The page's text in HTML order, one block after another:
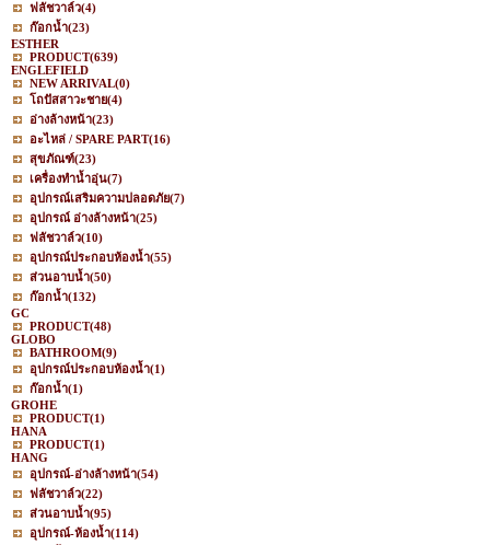
ฟลัชวาล์ว(4)
ก๊อกน้ำ(23)
ESTHER
PRODUCT(639)
ENGLEFIELD
NEW ARRIVAL(0)
โถปัสสาวะชาย(4)
อ่างล้างหน้า(23)
อะไหล่ / SPARE PART(16)
สุขภัณฑ์(23)
เครื่องทำน้ำอุ่น(7)
อุปกรณ์เสริมความปลอดภัย(7)
อุปกรณ์ อ่างล้างหน้า(25)
ฟลัชวาล์ว(10)
อุปกรณ์ประกอบห้องน้ำ(55)
ส่วนอาบน้ำ(50)
ก๊อกน้ำ(132)
GC
PRODUCT(48)
GLOBO
BATHROOM(9)
อุปกรณ์ประกอบห้องน้ำ(1)
ก๊อกน้ำ(1)
GROHE
PRODUCT(1)
HANA
PRODUCT(1)
HANG
อุปกรณ์-อ่างล้างหน้า(54)
ฟลัชวาล์ว(22)
ส่วนอาบน้ำ(95)
อุปกรณ์-ห้องน้ำ(114)